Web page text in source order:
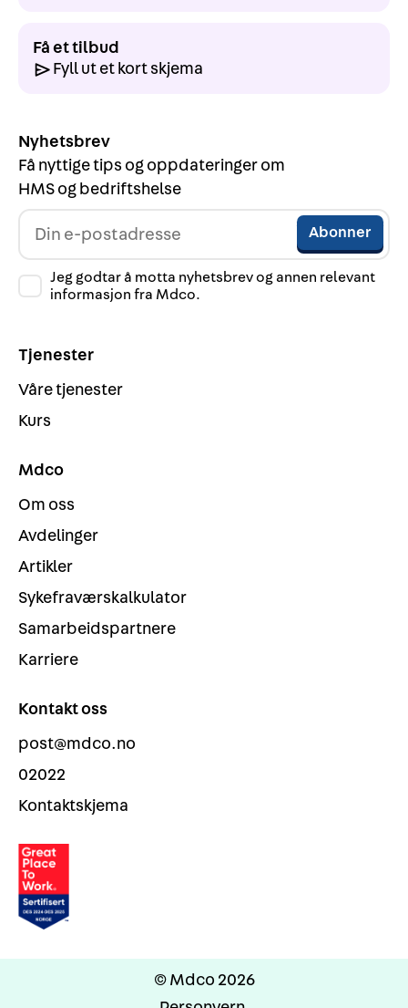
Få et tilbud
Fyll ut et kort skjema
Nyhetsbrev
Få nyttige tips og oppdateringer om
HMS og bedriftshelse
Jeg godtar å motta nyhetsbrev og annen relevant
informasjon fra Mdco.
Tjenester
Våre tjenester
Kurs
Mdco
Om oss
Avdelinger
Artikler
Sykefraværskalkulator
Samarbeidspartnere
Karriere
Kontakt oss
post@mdco.no
02022
Kontaktskjema
© Mdco 2026